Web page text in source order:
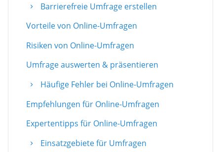
Barrierefreie Umfrage erstellen
Vorteile von Online-Umfragen
Risiken von Online-Umfragen
Umfrage auswerten & präsentieren
Häufige Fehler bei Online-Umfragen
Empfehlungen für Online-Umfragen
Expertentipps für Online-Umfragen
Einsatzgebiete für Umfragen